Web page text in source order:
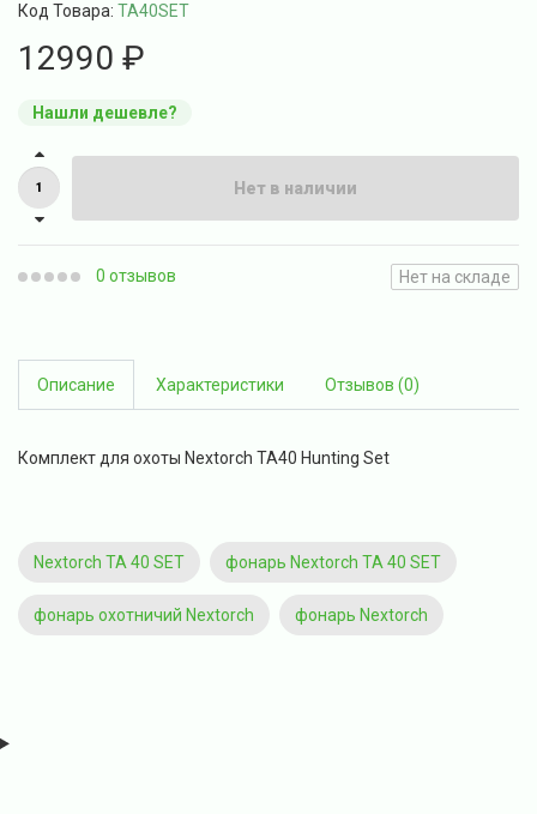
Код Товара: TA40SET
12990 ₽
Нашли дешевле?
Нет в наличии
0 отзывов Нет на складе
Описание Характеристики Отзывов (0)
Комплект для охоты Nextorch TA40 Hunting Set
Nextorch TA 40 SET фонарь Nextorch TA 40 SET
фонарь охотничий Nextorch фонарь Nextorch